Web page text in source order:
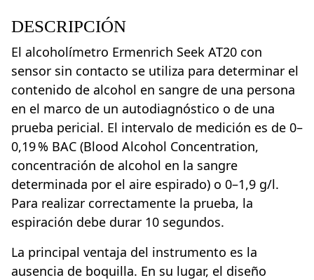
DESCRIPCIÓN
El alcoholímetro Ermenrich Seek AT20 con
sensor sin contacto se utiliza para determinar el
contenido de alcohol en sangre de una persona
en el marco de un autodiagnóstico o de una
prueba pericial. El intervalo de medición es de 0–
0,19 % BAC (Blood Alcohol Concentration,
concentración de alcohol en la sangre
determinada por el aire espirado) o 0–1,9 g/l.
Para realizar correctamente la prueba, la
espiración debe durar 10 segundos.
La principal ventaja del instrumento es la
ausencia de boquilla. En su lugar, el diseño